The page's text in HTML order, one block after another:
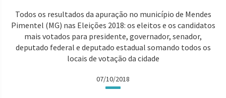
Todos os resultados da apuração no município de Mendes
Pimentel (MG) nas Eleições 2018: os eleitos e os candidatos
mais votados para presidente, governador, senador,
deputado federal e deputado estadual somando todos os
locais de votação da cidade
07/10/2018